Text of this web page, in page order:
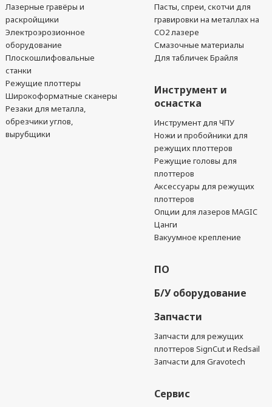
Лазерные гравёры и
раскройщики
Электроэрозионное
оборудование
Плоскошлифовальные
станки
Режущие плоттеры
Широкоформатные сканеры
Резаки для металла,
обрезчики углов,
вырубщики
Пасты, спреи, скотчи для
гравировки на металлах на
CO2 лазере
Смазочные материалы
Для табличек Брайля
Инструмент и
оснастка
Инструмент для ЧПУ
Ножи и пробойники для
режущих плоттеров
Режущие головы для
плоттеров
Аксессуары для режущих
плоттеров
Опции для лазеров MAGIC
Цанги
Вакуумное крепление
ПО
Б/У оборудование
Запчасти
Запчасти для режущих
плоттеров SignCut и Redsail
Запчасти для Gravotech
Сервис